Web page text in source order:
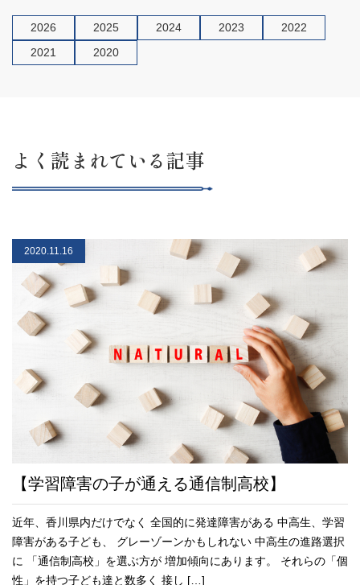
2026 2025 2024 2023
2022
2021
2020
よく読まれている記事
2020.11.16
【学習障害の子が通える通信制高校】
近年、香川県内だけでなく 全国的に発達障害がある 中高生、学習
障害がある子ども、 グレーゾーンかもしれない 中高生の進路選択
に 「通信制高校」を選ぶ方が 増加傾向にあります。 それらの「個
性」を持つ子ども達と数多く 接し […]